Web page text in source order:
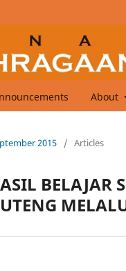
About
2015 / Articles
BELAJAR